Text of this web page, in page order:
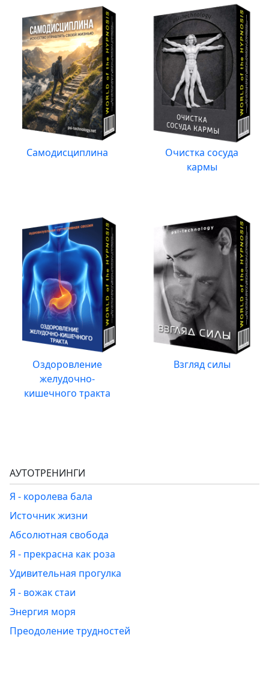
Самодисциплина
Очистка сосуда
кармы
Оздоровление
желудочно-
кишечного тракта
Взгляд силы
АУТОТРЕНИНГИ
Я - королева бала
Источник жизни
Абсолютная свобода
Я - прекрасна как роза
Удивительная прогулка
Я - вожак стаи
Энергия моря
Преодоление трудностей